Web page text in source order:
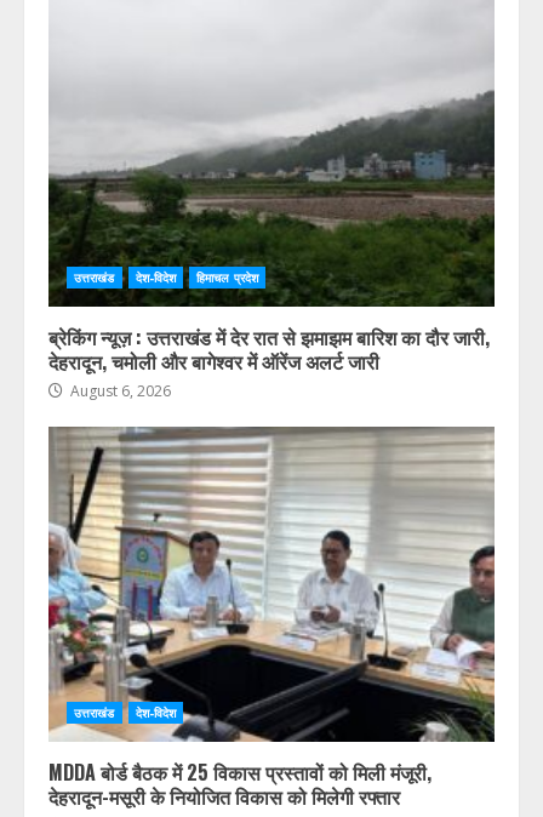
उत्तराखंड देश-विदेश हिमाचल प्रदेश
ब्रेकिंग न्यूज़ : उत्तराखंड में देर रात से झमाझम बारिश का दौर जारी,
देहरादून, चमोली और बागेश्वर में ऑरेंज अलर्ट जारी
August 6, 2026
उत्तराखंड देश-विदेश
MDDA बोर्ड बैठक में 25 विकास प्रस्तावों को मिली मंजूरी,
देहरादून-मसूरी के नियोजित विकास को मिलेगी रफ्तार